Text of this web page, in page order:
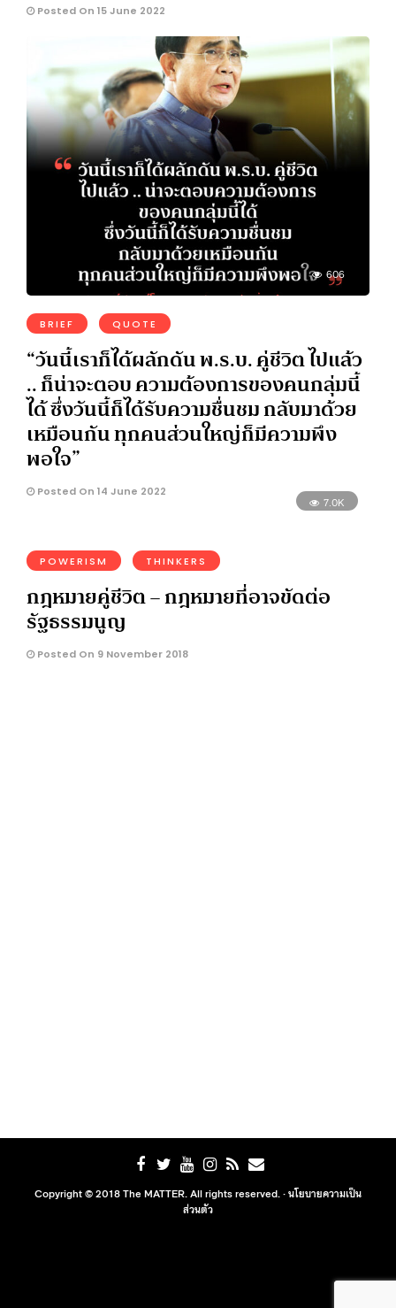
Posted On 15 June 2022
606
BRIEF QUOTE
“วันนี้เราก็ได้ผลักดัน พ.ร.บ. คู่ชีวิต ไปแล้ว
.. ก็น่าจะตอบ ความต้องการของคนกลุ่มนี้
ได้ ซึ่งวันนี้ก็ได้รับความชื่นชม กลับมาด้วย
เหมือนกัน ทุกคนส่วนใหญ่ก็มีความพึง
พอใจ”
Posted On 14 June 2022
7.0K
POWERISM THINKERS
กฎหมายคู่ชีวิต – กฎหมายที่อาจขัดต่อ
รัฐธรรมนูญ
Posted On 9 November 2018
Copyright © 2018 The MATTER. All rights reserved. ·นโยบายความเป็น
ส่วนตัว